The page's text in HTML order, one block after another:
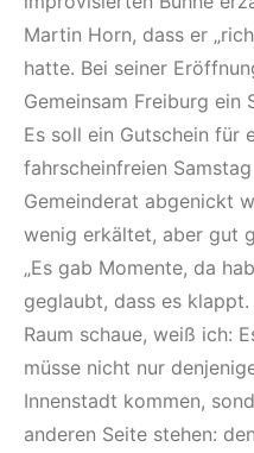
Martin Horn, dass er
hatte. Bei seiner
Gemeinsam Freiburg ein
Es soll ein Gutschein für
fahrscheinfreien
Gemeinderat abgenickt
wenig erkältet, aber gut
„Es gab Momente, da
geglaubt, dass es
Raum schaue, weiß ich:
müsse nicht nur
Innenstadt kommen,
anderen Seite stehen: